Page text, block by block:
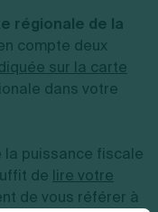
régionale de la
compte deux
sur la carte
dans votre
la puissance fiscale
de lire votre
de vous référer à